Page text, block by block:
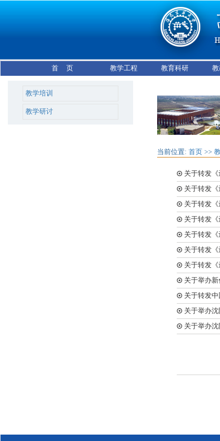
首 页 教学工程 教育科研
教学培训
教学研讨
当前位置: 首页 >>
关于转发
关于转发
关于转发
关于转发
关于转发
关于转发
关于转发
关于举办
关于转发
关于举办
关于举办